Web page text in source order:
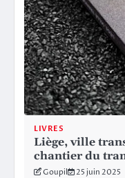
LIVRES
Liège, ville
chantier du
Goupil 25 juin 2025